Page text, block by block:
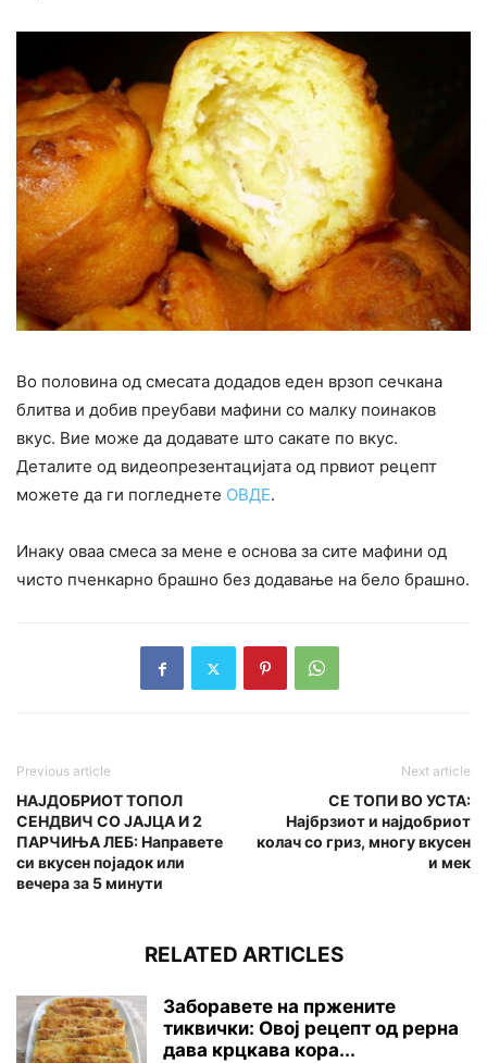
Во половина од смесата додадов еден врзоп сечкана
блитва и добив преубави мафини со малку поинаков
вкус. Вие може да додавате што сакате по вкус.
Деталите од видеопрезентацијата од првиот рецепт
можете да ги погледнете ОВДЕ.
Инаку оваа смеса за мене е основа за сите мафини од
чисто пченкарно брашно без додавање на бело брашно.
Previous article
НАЈДОБРИОТ ТОПОЛ
СЕНДВИЧ СО ЈАЈЦА И 2
ПАРЧИЊА ЛЕБ: Направете
си вкусен појадок или
вечера за 5 минути
Next article
СЕ ТОПИ ВО УСТА:
Најбрзиот и најдобриот
колач со гриз, многу вкусен
и мек
RELATED ARTICLES
Заборавете на пржените
тиквички: Овој рецепт од рерна
дава крцкава кора...